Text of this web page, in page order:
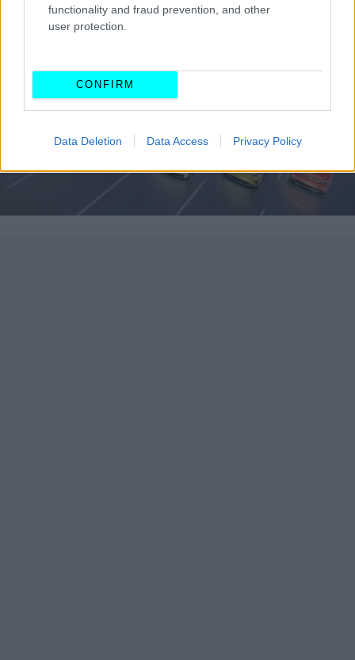
functionality and fraud prevention, and other
user protection.
CONFIRM
Data Deletion Data Access Privacy Policy